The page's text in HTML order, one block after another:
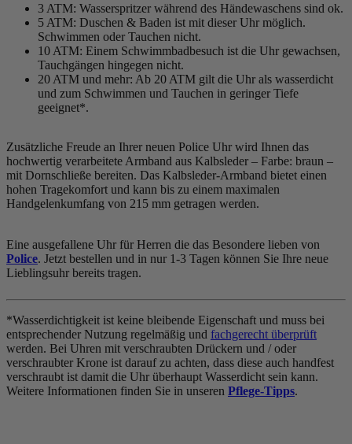
3 ATM: Wasserspritzer während des Händewaschens sind ok.
5 ATM: Duschen & Baden ist mit dieser Uhr möglich.
Schwimmen oder Tauchen nicht.
10 ATM: Einem Schwimmbadbesuch ist die Uhr gewachsen,
Tauchgängen hingegen nicht.
20 ATM und mehr: Ab 20 ATM gilt die Uhr als wasserdicht
und zum Schwimmen und Tauchen in geringer Tiefe
geeignet*.
Zusätzliche Freude an Ihrer neuen Police Uhr wird Ihnen das
hochwertig verarbeitete Armband aus Kalbsleder – Farbe: braun –
mit Dornschließe bereiten. Das Kalbsleder-Armband bietet einen
hohen Tragekomfort und kann bis zu einem maximalen
Handgelenkumfang von 215 mm getragen werden.
Eine ausgefallene Uhr für Herren die das Besondere lieben von
Police. Jetzt bestellen und in nur 1-3 Tagen können Sie Ihre neue
Lieblingsuhr bereits tragen.
*Wasserdichtigkeit ist keine bleibende Eigenschaft und muss bei
entsprechender Nutzung regelmäßig und fachgerecht überprüft
werden. Bei Uhren mit verschraubten Drückern und / oder
verschraubter Krone ist darauf zu achten, dass diese auch handfest
verschraubt ist damit die Uhr überhaupt Wasserdicht sein kann.
Weitere Informationen finden Sie in unseren Pflege-Tipps.